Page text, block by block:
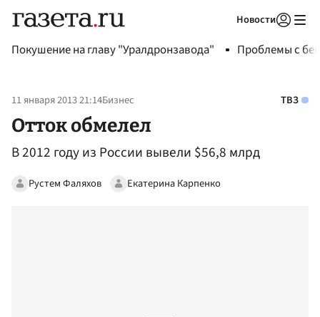
Новости
Покушение на главу "Уралдронзавода" Проблемы с
11 января 2013 21:14Бизнес ТВЗ
Отток обмелел
В 2012 году из России вывели $56,8 млрд
Рустем Фаляхов Екатерина Карпенко